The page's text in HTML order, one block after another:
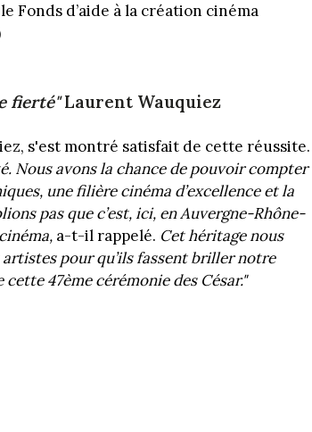
Fonds d’aide à la création cinéma
fierté"Laurent Wauquiez
s'est montré satisfait de cette réussite.
Nous avons la chance de pouvoir compter
une filière cinéma d’excellence et la
pas que c’est, ici, en Auvergne-Rhône-
a-t-il rappelé. Cet héritage nous
pour qu’ils fassent briller notre
47ème cérémonie des César."